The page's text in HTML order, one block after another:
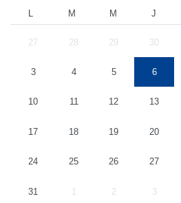
L M M J
27 28 29 30
3 4 5 6
10 11 12 13
17 18 19 20
24 25 26 27
31 1 2 3